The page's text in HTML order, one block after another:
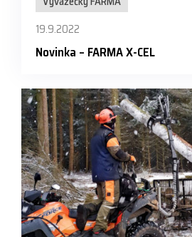
19.9.2022
Novinka – FARMA X-CEL